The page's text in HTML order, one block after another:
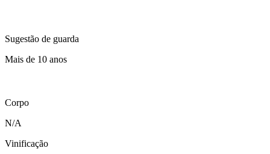
Sugestão de guarda
Mais de 10 anos
Corpo
N/A
Vinificação